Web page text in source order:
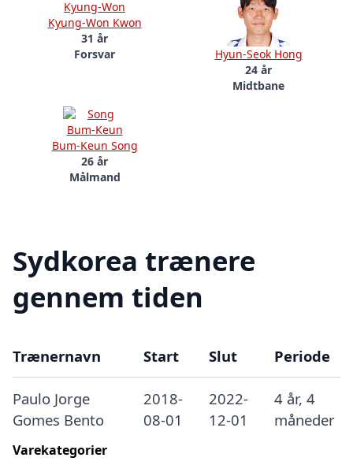
Kyung-Won Kwon
31 år
Forsvar
Hyun-Seok Hong
24 år
Midtbane
Bum-Keun Song
26 år
Målmand
Sydkorea trænere
gennem tiden
Trænernavn Start Slut Periode
Paulo Jorge
Gomes Bento
2018-
08-01
2022-
12-01
4 år, 4
måneder
Varekategorier